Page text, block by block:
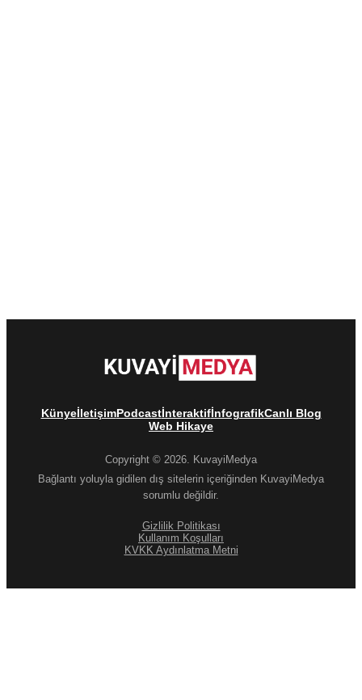
KünyeİletişimPodcastİnteraktifİnfografikCanlı Blog
Web Hikaye
Copyright © 2026. KuvayiMedya
Bağlantı yoluyla gidilen dış sitelerin içeriğinden KuvayiMedya
sorumlu değildir.
Gizlilik Politikası
Kullanım Koşulları
KVKK Aydınlatma Metni